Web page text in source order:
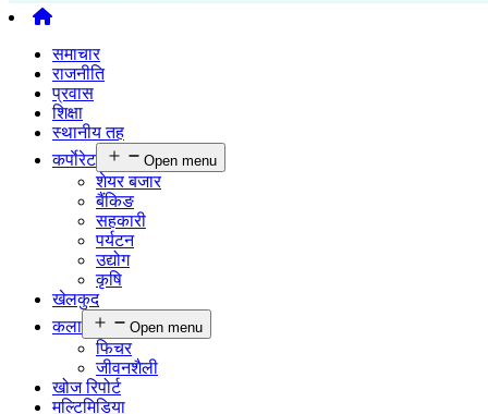
समाचार
राजनीति
प्रवास
शिक्षा
स्थानीय तह
कर्पाेरेट
Open menu
शेयर बजार
बैंकिङ
सहकारी
पर्यटन
उद्योग
कृषि
खेलकुद
कला
Open menu
फिचर
जीवनशैली
खोज रिपोर्ट
मल्टिमिडिया